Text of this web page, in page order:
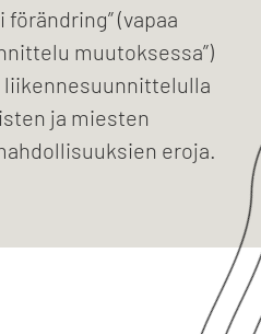
(vapaa
muutoksessa”)
ja miesten
eroja.